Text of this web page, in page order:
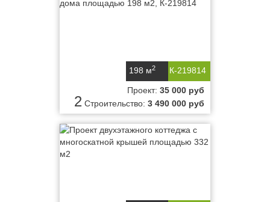
К-219814
198 м2
2
Проект: 35 000 руб
Строительство: 3 490 000 руб